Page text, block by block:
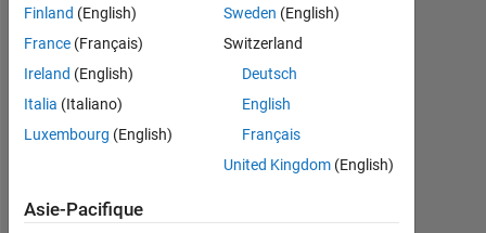
this
person
in
skill
Finland (English)
France (Français)
Ireland (English)
Italia (Italiano)
Luxembourg (English)
Sweden (English)
Switzerland
Deutsch
English
Français
United Kingdom(English)
Asie-Pacifique